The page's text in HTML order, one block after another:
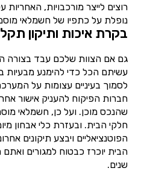
רוצים לייצר מורכבויות,
נופלת על כתפיו של חשמלאי
בקרת איכות ותיקון
גם אם הצוות שלכם עבד בצורה
עשיתם הכל כדי להימנע מבעיות
לסמוך בעיניים עצומות על
חברות הפיקוח להעניק אישור
שהנכס מוכן. ועל כן, חשמלאי
חלקי הבית. ובעזרת כלי אבחון
הפוטנציאליים ויבצע תיקונים
הבית יוכרז כבטוח למגורים
שנים.